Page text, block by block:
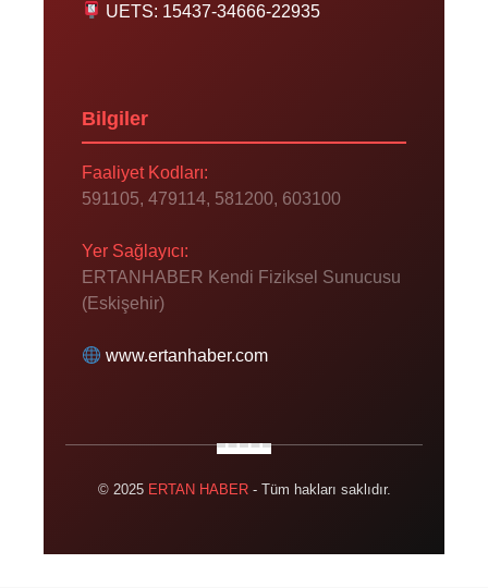
UETS: 15437-34666-22935
Bilgiler
Faaliyet Kodları:
591105, 479114, 581200, 603100
Yer Sağlayıcı:
ERTANHABER Kendi Fiziksel Sunucusu
(Eskişehir)
www.ertanhaber.com
© 2025 ERTAN HABER- Tüm hakları saklıdır.